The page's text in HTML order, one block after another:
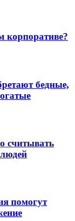
корпоративе?
бедные,
считывать
помогут